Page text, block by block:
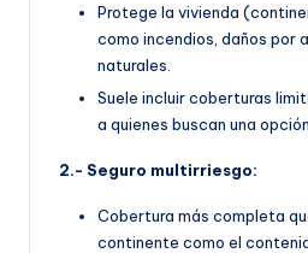
Protege la vivienda
como incendios, daños por
naturales.
Suele incluir coberturas
a quienes buscan una
2.- Seguro multirriesgo:
Cobertura más completa
continente como el